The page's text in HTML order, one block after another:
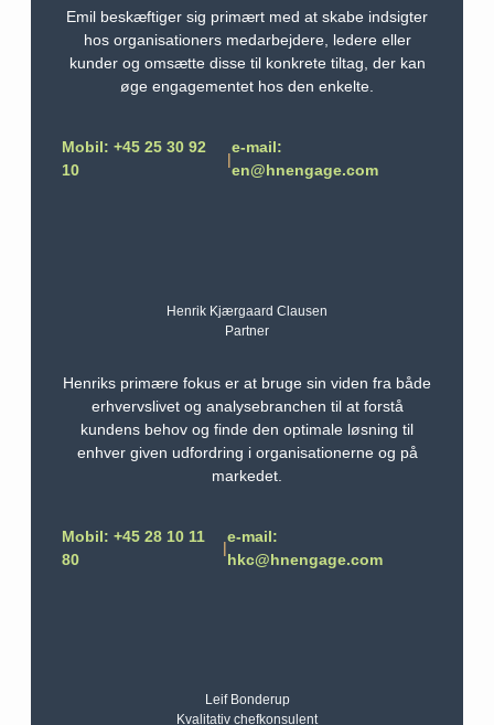
Emil beskæftiger sig primært med at skabe indsigter
hos organisationers medarbejdere, ledere eller
kunder og omsætte disse til konkrete tiltag, der kan
øge engagementet hos den enkelte.
Mobil: +45 25 30 92
10
|
e-mail:
en@hnengage.com
Henrik Kjærgaard Clausen
Partner
Henriks primære fokus er at bruge sin viden fra både
erhvervslivet og analysebranchen til at forstå
kundens behov og finde den optimale løsning til
enhver given udfordring i organisationerne og på
markedet.
Mobil: +45 28 10 11
80
|
e-mail:
hkc@hnengage.com
Leif Bonderup
Kvalitativ chefkonsulent